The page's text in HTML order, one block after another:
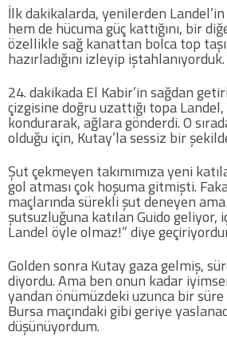
Basketbol
Voleybol
Hentbol
Bisiklet
Diğer Sporlar
Sosyal Medya
Twitter
İlk dakikalarda, yenilerden
hem de hücuma güç kattığını, bir
özellikle sağ kanattan bolca top
hazırladığını izleyip iştahlanıyorduk.
24. dakikada El Kabir’in sağdan
çizgisine doğru uzattığı topa
kondurarak, ağlara gönderdi. O
olduğu için, Kutay’la sessiz bir
Şut çekmeyen takımımıza yeni
gol atması çok hoşuma gitmişti.
maçlarında sürekli şut deneyen
şutsuzluğuna katılan Guido geliyor,
Landel öyle olmaz!” diye
Golden sonra Kutay gaza gelmiş,
diyordu. Ama ben onun kadar
yandan önümüzdeki uzunca bir
Bursa maçındaki gibi geriye
düşünüyordum.